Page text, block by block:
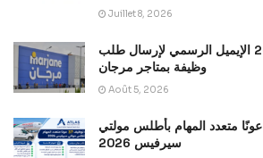
Juillet 8, 2026
العمل في مرجان 2026 الإيميل الرسمي لإرسال طلب
وظيفة بمتاجر مرجان
Août 5, 2026
مباراة توظيف 37 عونًا متعدد المهام بأطلس مولتي
سيرفيس 2026